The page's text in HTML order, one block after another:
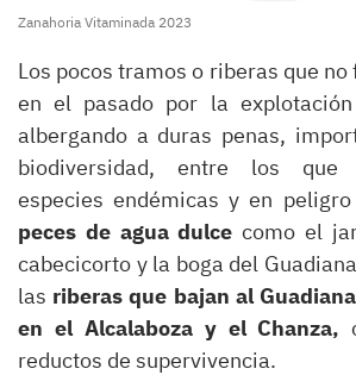
Zanahoria Vitaminada 2023
Los pocos tramos o riberas que
en el pasado por la
albergando a duras penas,
biodiversidad, entre los que
especies endémicas y en
peces de agua dulce como el
cabecicorto y la boga del
las riberas que bajan al
en el Alcalaboza y el Chanza,
reductos de supervivencia.